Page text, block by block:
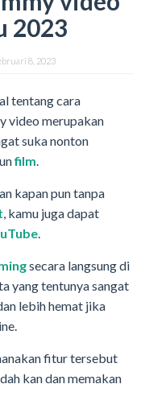
2023
8, 2023
tentang cara
video merupakan
suka nonton
film.
kapan pun tanpa
, kamu juga dapat
.
secara langsung di
yang tentunya sangat
lebih hemat jika
fitur tersebut
kan dan memakan